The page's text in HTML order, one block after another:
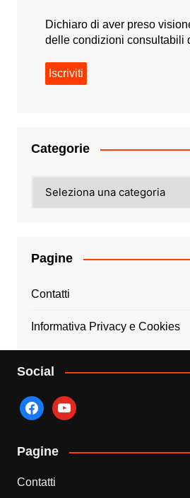
Dichiaro di aver preso
delle condizioni consultabili
Categorie
Pagine
Contatti
Informativa Privacy e Cookies
Social
facebookyoutube
Pagine
Contatti